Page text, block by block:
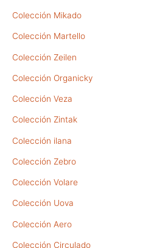
Colección Mikado
Colección Martello
Colección Zeilen
Colección Organicky
Colección Veza
Colección Zintak
Colección ilana
Colección Zebro
Colección Volare
Colección Uova
Colección Aero
Colección Circulado